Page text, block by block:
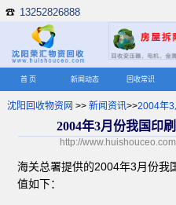
☎ 13252826888
首 页 新闻动态 回收常识
沈阳回收物资网 >> 新闻资讯>>2004年3
2004年3月份我国印
http://www.huishouceo.com
海关总署提供的2004年3月份我
值如下：